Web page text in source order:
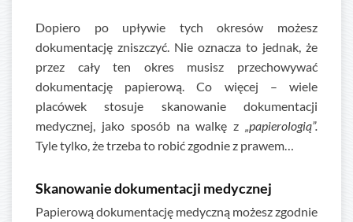
Dopiero po upływie tych okresów możesz
dokumentację zniszczyć. Nie oznacza to jednak, że
przez cały ten okres musisz przechowywać
dokumentację papierową. Co więcej – wiele
placówek stosuje skanowanie dokumentacji
medycznej, jako sposób na walkę z
„papierologią”.
Tyle tylko, że trzeba to robić zgodnie z prawem…
Skanowanie dokumentacji medycznej
Papierową dokumentację medyczną możesz zgodnie